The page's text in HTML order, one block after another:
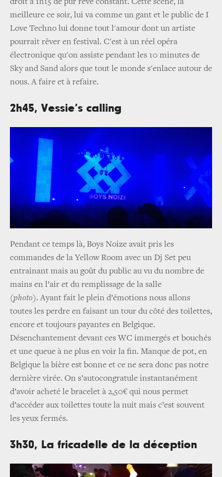
droit à 1h15 de pur rêve constant. Cette scène, la
meilleure ce soir, lui va comme un gant et le public de I
Love Techno lui donne tout l'amour dont un artiste
pourrait rêver en festival. C'est à un réel opéra
électronique qu'on assiste pendant les 10 minutes de
Sky and Sand alors que tout le monde s'enlace autour de
nous. A faire et à refaire.
2h45, Vessie’s calling
Pendant ce temps là, Boys Noize avait pris les
commandes de la Yellow Room avec un Dj Set peu
entrainant mais au goût du public au vu du nombre de
mains en l’air et du remplissage de la salle
(photo). Ayant fait le plein d’émotions nous allons
toutes les perdre en faisant un tour du côté des toilettes,
encore et toujours payantes en Belgique.
Désenchantement devant ces WC immergés et bouchés
et une queue à ne plus en voir la fin. Manque de pot, en
Belgique la bière est bonne et ce ne sera donc pas notre
dernière virée. On s’autocongratule instantanément
d’avoir acheté le bracelet à 2,50€ qui nous permet
d’accéder aux toilettes toute la nuit mais c’est souvent
les yeux fermés.
3h30, La fricadelle de la déception